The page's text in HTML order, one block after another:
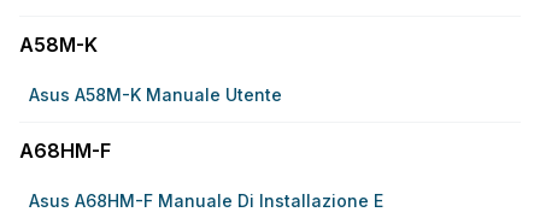
A58M-K
Asus A58M-K Manuale Utente
A68HM-F
Asus A68HM-F Manuale Di Installazione E